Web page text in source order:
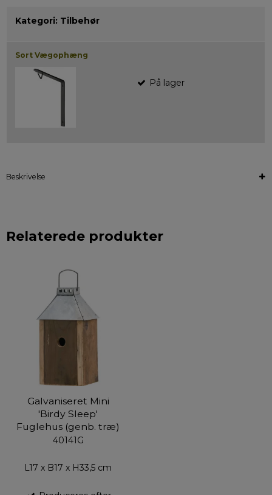
Kategori: Tilbehør
Sort Vægophæng
På lager
Beskrivelse
Relaterede produkter
Galvaniseret Mini
'Birdy Sleep'
Fuglehus (genb. træ)
40141G
L17 x B17 x H33,5 cm